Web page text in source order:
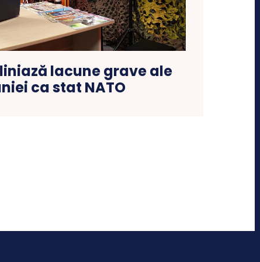
lacune grave ale
ca stat NATO